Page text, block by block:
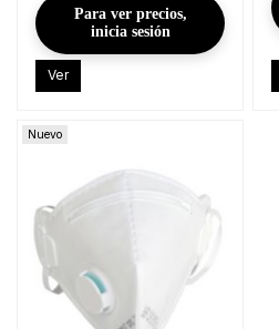
Para ver precios,
inicia sesión
Ver
Nuevo